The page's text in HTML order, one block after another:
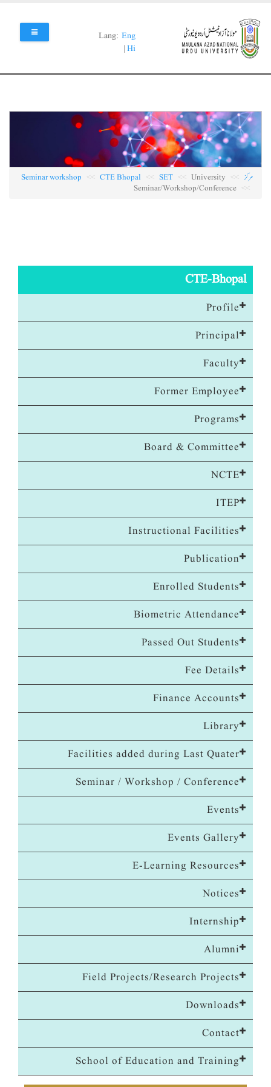
Lang:
University
SET
CTE Bhopal
Seminar workshop
CTE-Bhopal
Profile
Principal
Faculty
Former Employee
Programs
Board & Committee
NCTE
ITEP
Instructional Facilities
Publication
Enrolled Students
Biometric Attendance
Passed Out Students
Fee Details
Finance Accounts
Library
Facilities added during Last Quater
Seminar / Workshop / Conference
Events
Events Gallery
E-Learning Resources
Notices
Internship
Alumni
Field Projects/Research Projects
Downloads
Contact
School of Education and Training